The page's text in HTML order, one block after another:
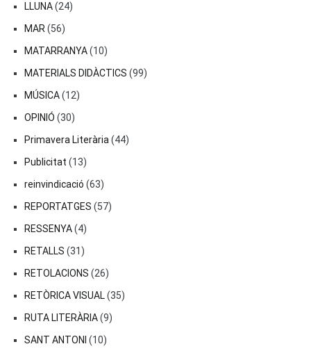
LLUNA(24)
MAR (56)
MATARRANYA(10)
MATERIALS DIDÀCTICS (99)
MÚSICA(12)
OPINIÓ (30)
Primavera Literària (44)
Publicitat (13)
reinvindicació (63)
REPORTATGES (57)
RESSENYA(4)
RETALLS (31)
RETOLACIONS (26)
RETÒRICA VISUAL(35)
RUTA LITERÀRIA(9)
SANT ANTONI (10)